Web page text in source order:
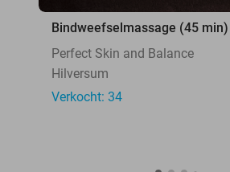
Bindweefselmassage (45 min)
Perfect Skin and Balance
Hilversum
Verkocht: 34